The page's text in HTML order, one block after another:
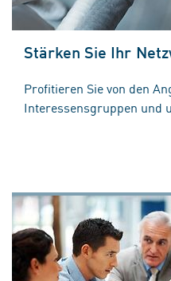
Stärken Sie Ihr
Profitieren Sie von den
Interessensgruppen und